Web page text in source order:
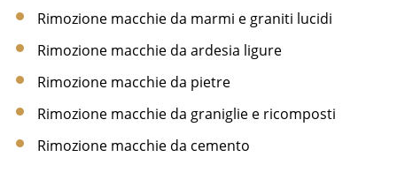
Rimozione macchie da marmi e graniti lucidi
Rimozione macchie da ardesia ligure
Rimozione macchie da pietre
Rimozione macchie da graniglie e ricomposti
Rimozione macchie da cemento